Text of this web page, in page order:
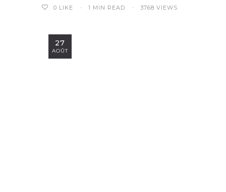
0 LIKE 1 MIN READ 3768 VIEWS
27
AOÛT